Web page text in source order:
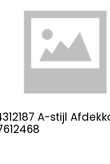
A-stijl